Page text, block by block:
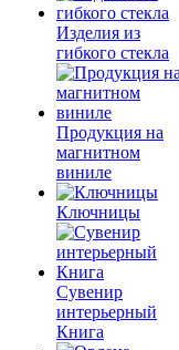
Изделия из
гибкого стекла
Продукция на
магнитном
виниле
Ключницы
Сувенир
интерьерный
Книга